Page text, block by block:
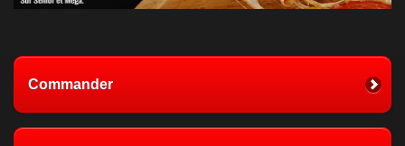
Commander